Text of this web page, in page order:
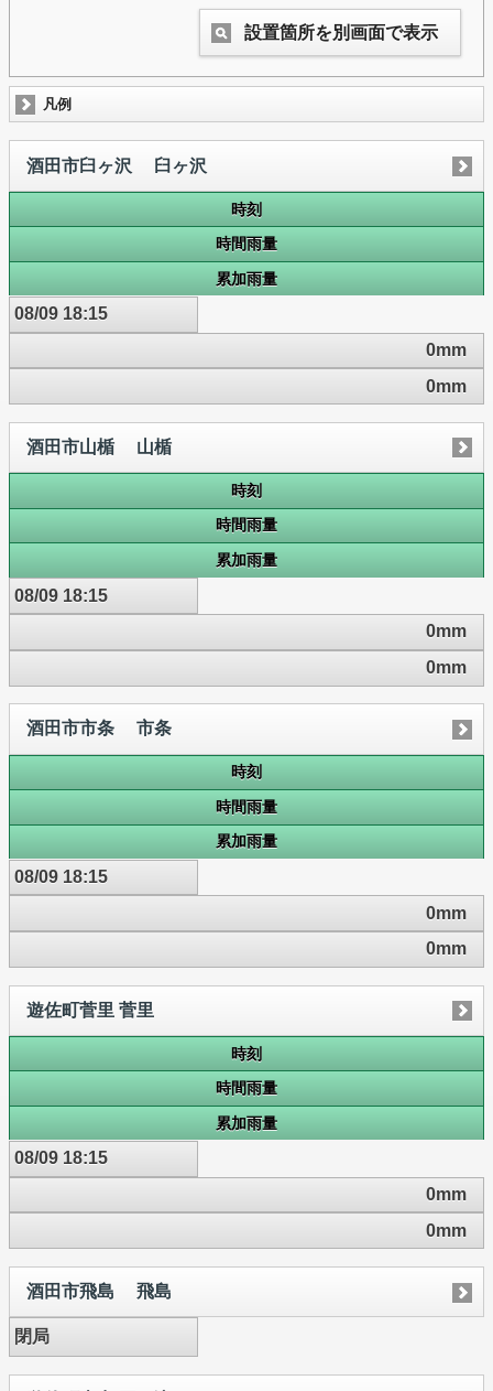
設置箇所を別画面で表示
凡例
酒田市臼ヶ沢 臼ヶ沢
時刻
時間雨量
累加雨量
08/09 18:15
0mm
0mm
酒田市山楯 山楯
時刻
時間雨量
累加雨量
08/09 18:15
0mm
0mm
酒田市市条 市条
時刻
時間雨量
累加雨量
08/09 18:15
0mm
0mm
遊佐町菅里 菅里
時刻
時間雨量
累加雨量
08/09 18:15
0mm
0mm
酒田市飛島 飛島
閉局